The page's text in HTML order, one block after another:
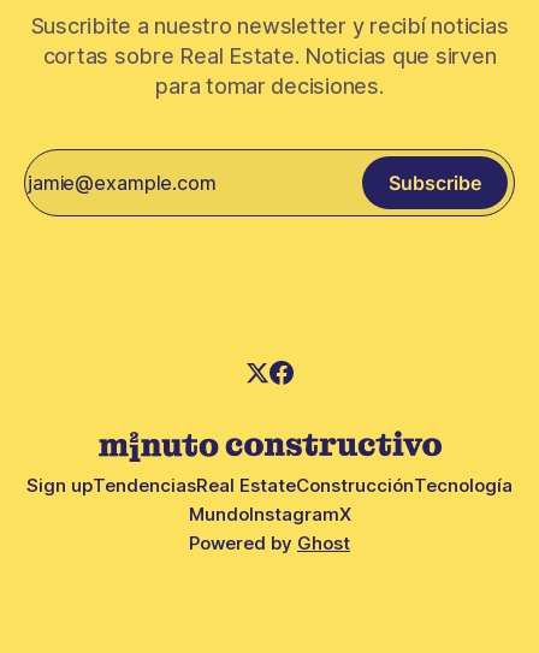
Suscribite a nuestro newsletter y recibí noticias
cortas sobre Real Estate. Noticias que sirven
para tomar decisiones.
Subscribe
Sign upTendenciasReal EstateConstrucciónTecnología
MundoInstagramX
Powered by Ghost